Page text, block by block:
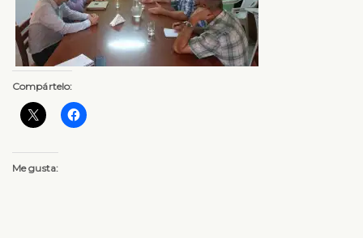
Compártelo:
Me gusta: